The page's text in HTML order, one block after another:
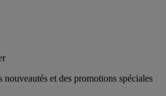
nouveautés et des promotions spéciales